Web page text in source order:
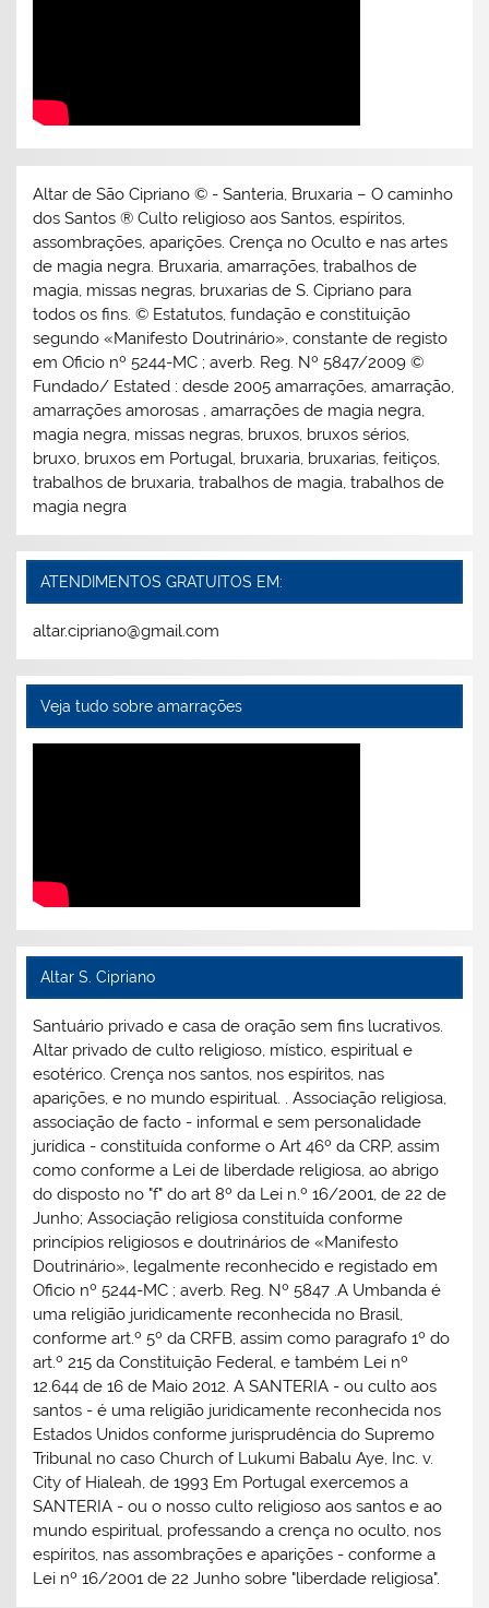
Altar de São Cipriano © - Santeria, Bruxaria – O caminho
dos Santos ® Culto religioso aos Santos, espíritos,
assombrações, aparições. Crença no Oculto e nas artes
de magia negra. Bruxaria, amarrações, trabalhos de
magia, missas negras, bruxarias de S. Cipriano para
todos os fins. © Estatutos, fundação e constituição
segundo «Manifesto Doutrinário», constante de registo
em Oficio nº 5244-MC ; averb. Reg. Nº 5847/2009 ©
Fundado/ Estated : desde 2005 amarrações, amarração,
amarrações amorosas , amarrações de magia negra,
magia negra, missas negras, bruxos, bruxos sérios,
bruxo, bruxos em Portugal, bruxaria, bruxarias, feitiços,
trabalhos de bruxaria, trabalhos de magia, trabalhos de
magia negra
ATENDIMENTOS GRATUITOS EM:
altar.cipriano@gmail.com
Veja tudo sobre amarrações
Altar S. Cipriano
Santuário privado e casa de oração sem fins lucrativos.
Altar privado de culto religioso, místico, espiritual e
esotérico. Crença nos santos, nos espíritos, nas
aparições, e no mundo espiritual. . Associação religiosa,
associação de facto - informal e sem personalidade
jurídica - constituída conforme o Art 46º da CRP, assim
como conforme a Lei de liberdade religiosa, ao abrigo
do disposto no "f" do art 8º da Lei n.º 16/2001, de 22 de
Junho; Associação religiosa constituída conforme
princípios religiosos e doutrinários de «Manifesto
Doutrinário», legalmente reconhecido e registado em
Oficio nº 5244-MC ; averb. Reg. Nº 5847 .A Umbanda é
uma religião juridicamente reconhecida no Brasil,
conforme art.º 5º da CRFB, assim como paragrafo 1º do
art.º 215 da Constituição Federal, e também Lei nº
12.644 de 16 de Maio 2012. A SANTERIA - ou culto aos
santos - é uma religião juridicamente reconhecida nos
Estados Unidos conforme jurisprudência do Supremo
Tribunal no caso Church of Lukumi Babalu Aye, Inc. v.
City of Hialeah, de 1993 Em Portugal exercemos a
SANTERIA - ou o nosso culto religioso aos santos e ao
mundo espiritual, professando a crença no oculto, nos
espíritos, nas assombrações e aparições - conforme a
Lei nº 16/2001 de 22 Junho sobre "liberdade religiosa".